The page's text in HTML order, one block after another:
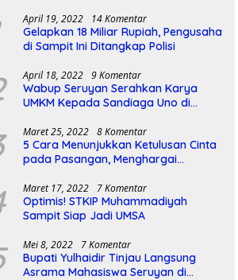
April 19, 2022 14 Komentar
Gelapkan 18 Miliar Rupiah, Pengusaha
di Sampit Ini Ditangkap Polisi
April 18, 2022 9 Komentar
Wabup Seruyan Serahkan Karya
UMKM Kepada Sandiaga Uno di
Maret 25, 2022 8 Komentar
5 Cara Menunjukkan Ketulusan Cinta
pada Pasangan, Menghargai
Maret 17, 2022 7 Komentar
Optimis! STKIP Muhammadiyah
Sampit Siap Jadi UMSA
Mei 8, 2022 7 Komentar
Bupati Yulhaidir Tinjau Langsung
Asrama Mahasiswa Seruyan di